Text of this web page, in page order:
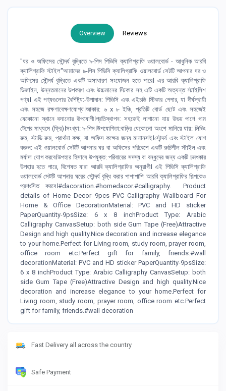
Overview Reviews
"ঘর ও অফিসের সৌন্দর্য বৃদ্ধিতে ৯-পিস পিভিসি ক্যালিগ্রাফি ওয়ালবোর্ড - আধুনিক আরবি
ক্যালিগ্রাফি স্টাইল"আমাদের ৯-পিস পিভিসি ক্যালিগ্রাফি ওয়ালবোর্ড সেটটি আপনার ঘর ও
অফিসের সৌন্দর্য বৃদ্ধিতে একটি অসাধারণ সংযোজন হতে পারে। এর আরবি ক্যালিগ্রাফি
ডিজাইন, উন্নতমানের উপকরণ এবং উচ্চমানের স্টিকার সহ এটি একটি অত্যন্ত স্টাইলিশ
পণ্য। এই পণ্যগুলোর বৈশিষ্ট্য:-উপাদান: পিভিসি এবং এইচডি স্টিকার পেপার, যা দীর্ঘস্থায়ী
এবং সহজে রক্ষণাবেক্ষণযোগ্য।আকার: ৬ x ৮ ইঞ্চি, প্রতিটি বোর্ড ছোট এবং সহজেই
যেকোনো স্থানে বসানোর উপযোগী।প্রতিস্থাপন: সহজেই লাগানো যায় উভয় পাশে গাম
টেপের মাধ্যমে (ফ্রি)।সংখ্যা: ৯-পিস।উপযোগিতা:বাড়ির যেকোনো অংশে মানিয়ে যায়: লিভিং
রুম, স্টাডি রুম, প্রার্থনা কক্ষ, বা অফিস কক্ষের জন্য মানানসই।সৌন্দর্য এবং স্টাইল যোগ
করুন: এই ওয়ালবোর্ড সেটটি আপনার ঘর বা অফিসের পরিবেশে একটি রুচিশীল স্টাইল এবং
মর্যাদা যোগ করবে।উপহার হিসাবে উপযুক্ত: পরিবারের সদস্য বা বন্ধুদের জন্য একটি চমৎকার
উপহার হতে পারে, বিশেষত যারা আরবি ক্যালিগ্রাফির অনুরাগী। এই পিভিসি ক্যালিগ্রাফি
ওয়ালবোর্ড সেটটি আপনার ঘরের সৌন্দর্য বৃদ্ধি করার পাশাপাশি আরবি ক্যালিগ্রাফির শিল্পকেও
প্রশংসিত করবে।#dacoration.#homedacor.#calligraphy. Product
details of Home Decor 9pcs PVC Calligraphy Wallboard For
Home & Office DecorationMaterial: PVC and HD sticker
PaperQuantity-9psSize: 6 x 8 inchProduct Type: Arabic
Calligraphy CanvasSetup: both side Gum Tape (Free)Attractive
Design and high quality.Nice decoration and increase elegance
to your home.Perfect for Living room, study room, prayer room,
office room etc.Perfect gift for family, friends.#wall
decorationMaterial: PVC and HD sticker PaperQuantity-9psSize:
6 x 8 inchProduct Type: Arabic Calligraphy CanvasSetup: both
side Gum Tape (Free)Attractive Design and high quality.Nice
decoration and increase elegance to your home.Perfect for
Living room, study room, prayer room, office room etc.Perfect
gift for family, friends.#wall decoration
Fast Delivery all across the country
Safe Payment